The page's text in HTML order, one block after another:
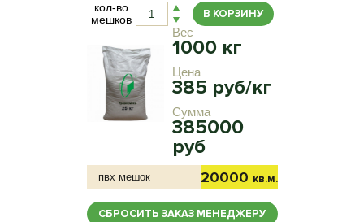
кол-во
мешков
В КОРЗИНУ
Вес
1000 кг
Цена
385 руб/кг
Сумма
385000
руб
пвх мешок 20000 кв.м.
СБРОСИТЬ ЗАКАЗ МЕНЕДЖЕРУ